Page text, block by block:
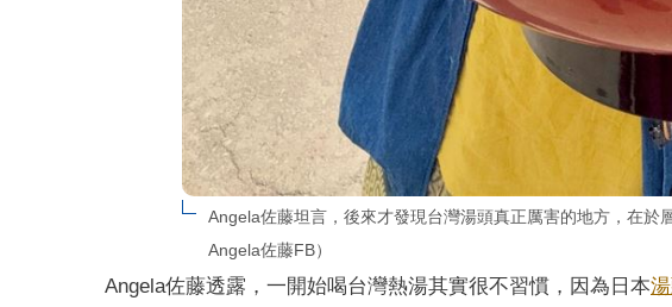
Angela佐藤坦言，後來才發現台灣湯頭真正厲害的地方，在於
Angela佐藤FB）
Angela佐藤透露，一開始喝台灣熱湯其實很不習慣，因為日本